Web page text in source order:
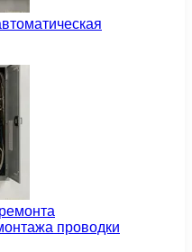
проводки